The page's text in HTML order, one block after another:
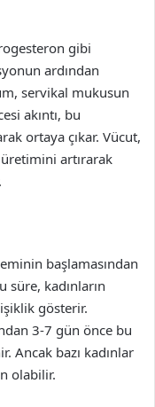
gibi
ardından
servikal mukusun
akıntı, bu
ortaya çıkar. Vücut,
artırarak
başlamasından
süre, kadınların
gösterir.
3-7 gün önce bu
Ancak bazı kadınlar
olabilir.